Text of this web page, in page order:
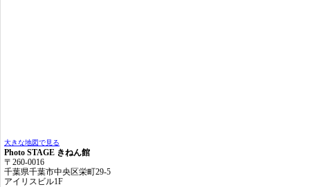
大きな地図で見る
Photo STAGE きねん館
〒260-0016
千葉県千葉市中央区栄町29-5
アイリスビル1F